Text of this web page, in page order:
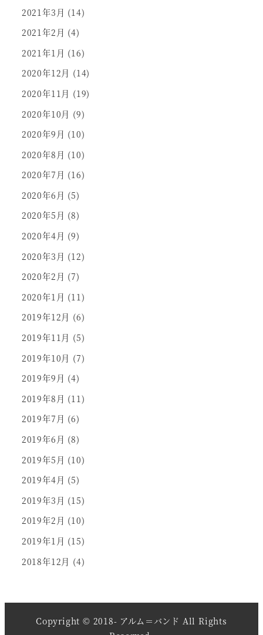
2021年3月 (14)
2021年2月 (4)
2021年1月 (16)
2020年12月 (14)
2020年11月 (19)
2020年10月 (9)
2020年9月 (10)
2020年8月 (10)
2020年7月 (16)
2020年6月 (5)
2020年5月 (8)
2020年4月 (9)
2020年3月 (12)
2020年2月 (7)
2020年1月 (11)
2019年12月 (6)
2019年11月 (5)
2019年10月 (7)
2019年9月 (4)
2019年8月 (11)
2019年7月 (6)
2019年6月 (8)
2019年5月 (10)
2019年4月 (5)
2019年3月 (15)
2019年2月 (10)
2019年1月 (15)
2018年12月 (4)
Copyright © 2018- アルム＝バンド All Rights